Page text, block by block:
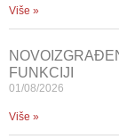
Više »
FUNKCIJI
01/08/2026
Više »